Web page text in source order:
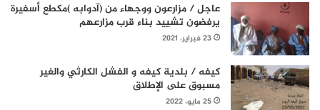
عاجل / مزارعون ووجهاء من (آدوابه )مكطع أسفيرة
يرفضون تشييد بناء قرب مزارعهم
23 فبراير، 2021
كيفه / بلدية كيفه و الفشل الكارثي والغير
مسبوق على الإطلاق
25 مايو، 2022